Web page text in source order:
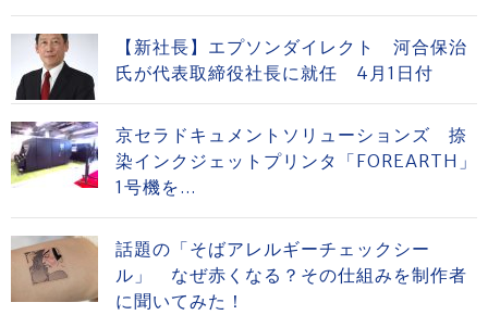
【新社長】エプソンダイレクト 河合保治
氏が代表取締役社長に就任 4月1日付
京セラドキュメントソリューションズ 捺
染インクジェットプリンタ「FOREARTH」
1号機を...
話題の「そばアレルギーチェックシー
ル」 なぜ赤くなる？その仕組みを制作者
に聞いてみた！